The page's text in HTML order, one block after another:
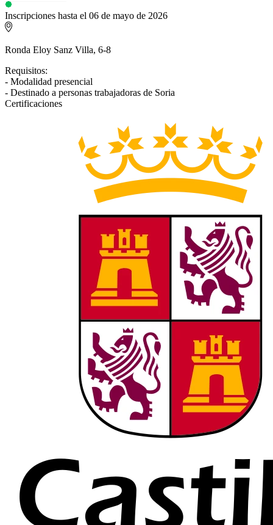
Inscripciones hasta el 06 de mayo de 2026
Ronda Eloy Sanz Villa, 6-8
Requisitos:
- Modalidad presencial
- Destinado a personas trabajadoras de Soria
Certificaciones